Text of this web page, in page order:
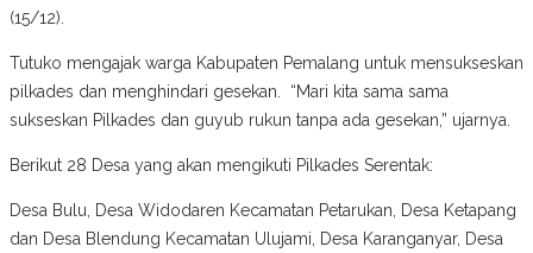
(15/12).
Tutuko mengajak warga Kabupaten Pemalang untuk mensukseskan
pilkades dan menghindari gesekan. “Mari kita sama sama
sukseskan Pilkades dan guyub rukun tanpa ada gesekan,” ujarnya.
Berikut 28 Desa yang akan mengikuti Pilkades Serentak:
Desa Bulu, Desa Widodaren Kecamatan Petarukan, Desa Ketapang
dan Desa Blendung Kecamatan Ulujami, Desa Karanganyar, Desa